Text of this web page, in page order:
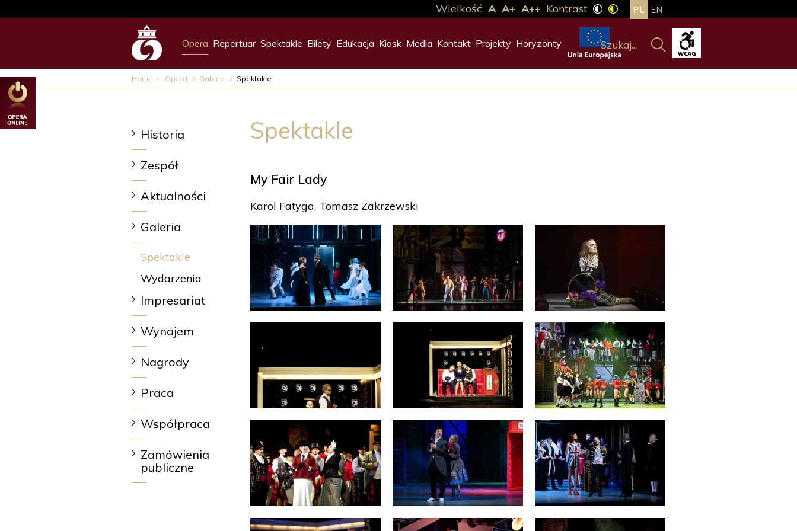
Opera Repertuar Spektakle Bilety Edukacja Kiosk Media Kontakt Projekty Horyzonty
Wielkość A A+ A++ Kontrast PL EN
Home Opera Galeria Spektakle
Historia
Zespół
Aktualności
Galeria
Spektakle
Wydarzenia
Impresariat
Wynajem
Nagrody
Praca
Współpraca
Zamówienia
publiczne
Spektakle
My Fair Lady
Karol Fatyga, Tomasz Zakrzewski